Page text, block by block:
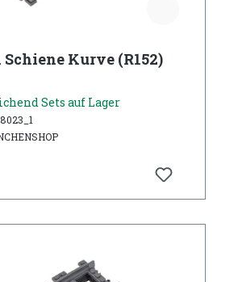
Kurve (R152)
Sets auf Lager